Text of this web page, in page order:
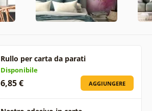
Rullo per carta da parati
Disponibile
6,85 € AGGIUNGERE